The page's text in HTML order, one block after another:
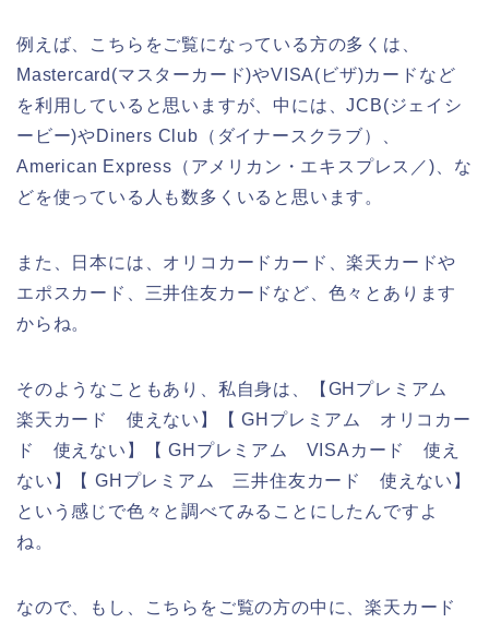
例えば、こちらをご覧になっている方の多くは、
Mastercard(マスターカード)やVISA(ビザ)カードなど
を利用していると思いますが、中には、JCB(ジェイシ
ービー)やDiners Club（ダイナースクラブ）、
American Express（アメリカン・エキスプレス／)、な
どを使っている人も数多くいると思います。
また、日本には、オリコカードカード、楽天カードや
エポスカード、三井住友カードなど、色々とあります
からね。
そのようなこともあり、私自身は、【GHプレミアム
楽天カード 使えない】【 GHプレミアム オリコカー
ド 使えない】【 GHプレミアム VISAカード 使え
ない】【 GHプレミアム 三井住友カード 使えない】
という感じで色々と調べてみることにしたんですよ
ね。
なので、もし、こちらをご覧の方の中に、楽天カード